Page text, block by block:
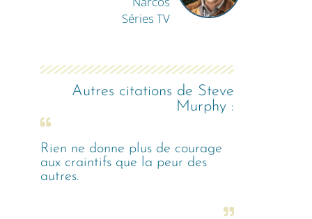
Séries TV
Autres citations de Steve
Murphy :
Rien ne donne plus de courage
aux craintifs que la peur des
autres.